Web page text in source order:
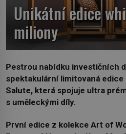
Unikátní edice
miliony
Pestrou nabídku investičních
spektakulární limitovaná edice
Salute, která spojuje ultra
s uměleckými díly.
První edice z kolekce Art of